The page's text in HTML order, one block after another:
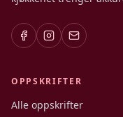
OPPSKRIFTER
Alle oppskrifter